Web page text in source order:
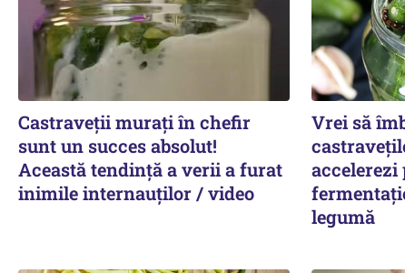
Castraveții murați în chefir
sunt un succes absolut!
Această tendință a verii a furat
inimile internauților / video
Vrei să
accelerezi
legumă